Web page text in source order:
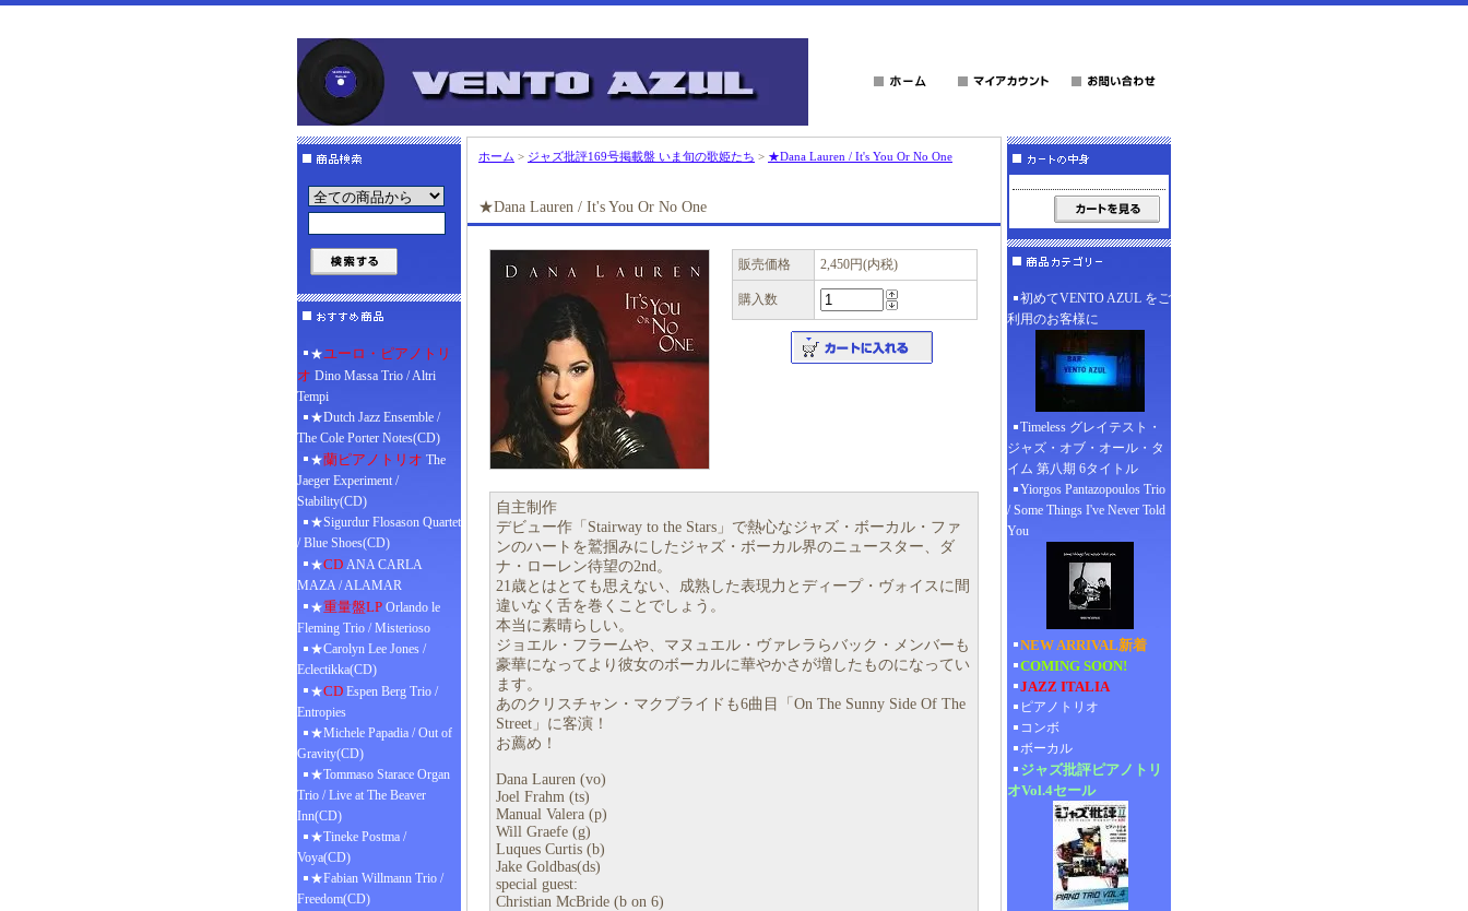
★ユーロ・ピアノトリ
オ Dino Massa Trio / Altri
Tempi
★Dutch Jazz Ensemble /
The Cole Porter Notes(CD)
★蘭ピアノトリオ The
Jaeger Experiment /
Stability(CD)
★Sigurdur Flosason Quartet
/ Blue Shoes(CD)
★CD ANA CARLA
MAZA / ALAMAR
★重量盤LP Orlando le
Fleming Trio / Misterioso
★Carolyn Lee Jones /
Eclectikka(CD)
★CD Espen Berg Trio /
Entropies
★Michele Papadia / Out of
Gravity(CD)
★Tommaso Starace Organ
Trio / Live at The Beaver
Inn(CD)
★Tineke Postma /
Voya(CD)
★Fabian Willmann Trio /
Freedom(CD)
ホーム > ジャズ批評169号掲載盤 いま旬の歌姫たち > ★Dana Lauren / It's You Or No One
★Dana Lauren / It's You Or No One
販売価格 2,450円(内税)
購入数
自主制作
デビュー作「Stairway to the Stars」で熱心なジャズ・ボーカル・ファ
ンのハートを鷲掴みにしたジャズ・ボーカル界のニュースター、ダ
ナ・ローレン待望の2nd。
21歳とはとても思えない、成熟した表現力とディープ・ヴォイスに間
違いなく舌を巻くことでしょう。
本当に素晴らしい。
ジョエル・フラームや、マヌュエル・ヴァレラらバック・メンバーも
豪華になってより彼女のボーカルに華やかさが増したものになってい
ます。
あのクリスチャン・マクブライドも6曲目「On The Sunny Side Of The
Street」に客演！
お薦め！
Dana Lauren (vo)
Joel Frahm (ts)
Manual Valera (p)
Will Graefe (g)
Luques Curtis (b)
Jake Goldbas(ds)
special guest:
Christian McBride (b on 6)
初めてVENTO AZUL をご
利用のお客様に
Timeless グレイテスト・
ジャズ・オブ・オール・タ
イム 第八期 6タイトル
Yiorgos Pantazopoulos Trio
/ Some Things I've Never Told
You
NEW ARRIVAL新着
COMING SOON!
JAZZ ITALIA
ピアノトリオ
コンボ
ボーカル
ジャズ批評ピアノトリ
オVol.4セール